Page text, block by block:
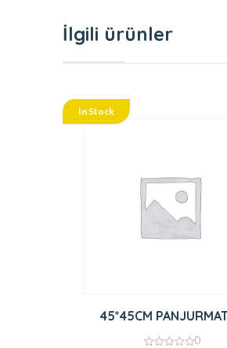
İlgili ürünler
In Stock
45*45CM
0